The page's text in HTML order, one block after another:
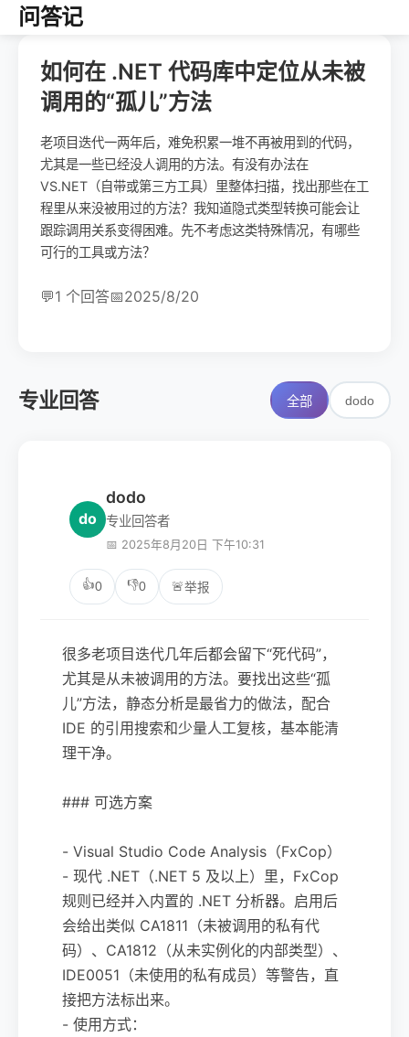
问答记
如何在 .NET 代码库中定位从未被
调用的“孤儿”方法
老项目迭代一两年后，难免积累一堆不再被用到的代码，
尤其是一些已经没人调用的方法。有没有办法在
VS.NET（自带或第三方工具）里整体扫描，找出那些在工
程里从来没被用过的方法？我知道隐式类型转换可能会让
跟踪调用关系变得困难。先不考虑这类特殊情况，有哪些
可行的工具或方法？
💬1 个回答📅2025/8/20
专业回答 全部 dodo
do
dodo
专业回答者
📅 2025年8月20日 下午10:31
👍0 👎0 🚨举报
很多老项目迭代几年后都会留下“死代码”，
尤其是从未被调用的方法。要找出这些“孤
儿”方法，静态分析是最省力的做法，配合
IDE 的引用搜索和少量人工复核，基本能清
理干净。
### 可选方案
- Visual Studio Code Analysis（FxCop）
- 现代 .NET（.NET 5 及以上）里，FxCop
规则已经并入内置的 .NET 分析器。启用后
会给出类似 CA1811（未被调用的私有代
码）、CA1812（从未实例化的内部类型）、
IDE0051（未使用的私有成员）等警告，直
接把方法标出来。
- 使用方式：